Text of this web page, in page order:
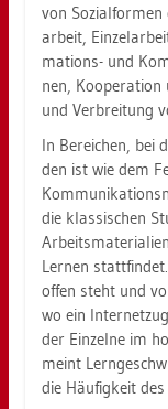
von
ar­beit,
ma­ti­ons- und
nen,
und Ver­brei­tung
In Be­rei­chen, bei
den ist wie dem
die klas­si­schen
Ler­nen
offen steht und
wo ein
der Ein­zel­ne im
meint
die Häu­fig­keit